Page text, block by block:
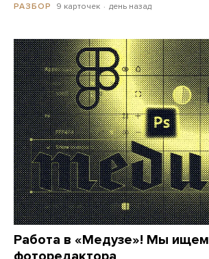
РАЗБОР 9 карточек день назад
Работа в «Медузе»! Мы ищем